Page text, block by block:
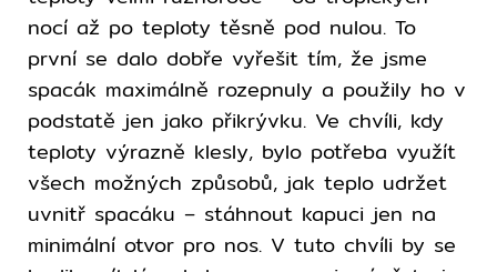
nocí až po teploty těsně pod nulou. To
první se dalo dobře vyřešit tím, že jsme
spacák maximálně rozepnuly a použily ho v
podstatě jen jako přikrývku. Ve chvíli, kdy
teploty výrazně klesly, bylo potřeba využít
všech možných způsobů, jak teplo udržet
uvnitř spacáku – stáhnout kapuci jen na
minimální otvor pro nos. V tuto chvíli by se